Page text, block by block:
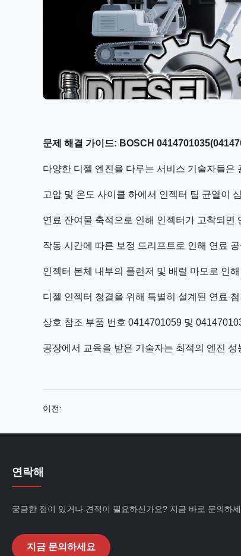
문제 해결 가이드: BOSCH
다양한 디젤 엔진을 다루는 서비스 기술자들
고압 및 온도 사이클 하에서 인젝터 팁 균열이
연료 잔여물 축적으로 인해 인젝터가 고착되
작동 시간에 따른 보정 드리프트로 인해 연료
인젝터 본체 내부의 플런저 및 배럴 마모로 인
디젤 인젝터 청결을 위해 특별히 설계된 연료
상호 참조 부품 번호 0414701059 및
공장에서 교육을 받은 기술자는 최적의 엔진
이전:
연락해
궁금한 점이 있거나 견적이 필요하신가요? 지금 바로 문의하
지금 문의하세요